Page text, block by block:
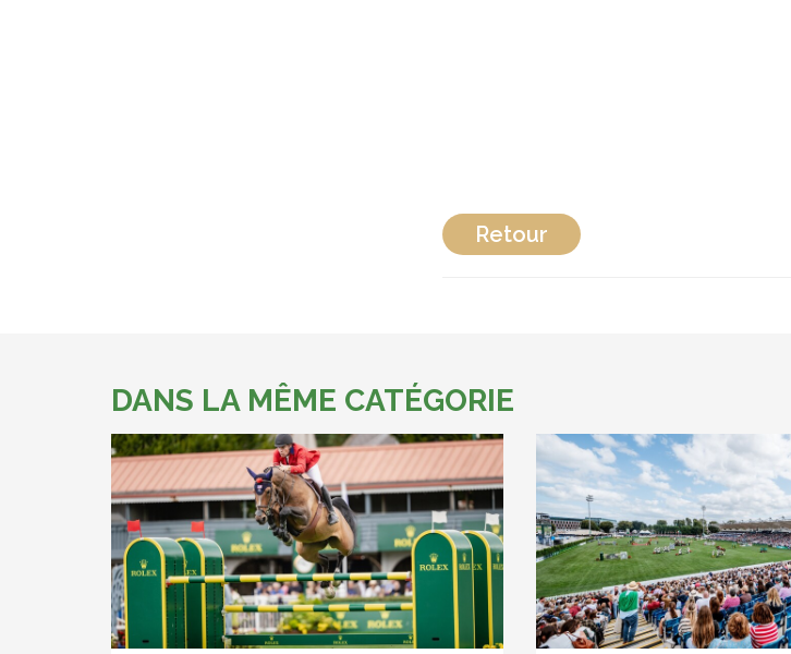
Retour
DANS LA MÊME CATÉGORIE